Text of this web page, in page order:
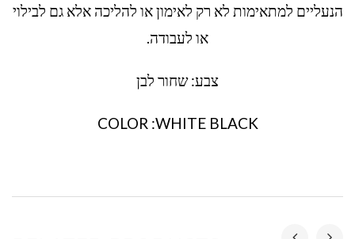
הנעליים למתאימות לא רק לאימון או להליכה אלא גם לבילוי
או לעבודה.
צבע: שחור לבן
COLOR :WHITE BLACK